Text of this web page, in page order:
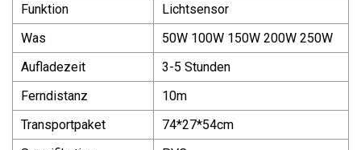
Funktion
Lichtsensor
Was
50W 100W 150W 200W 250W
Aufladezeit
3-5 Stunden
Ferndistanz
10m
Transportpaket
74*27*54cm